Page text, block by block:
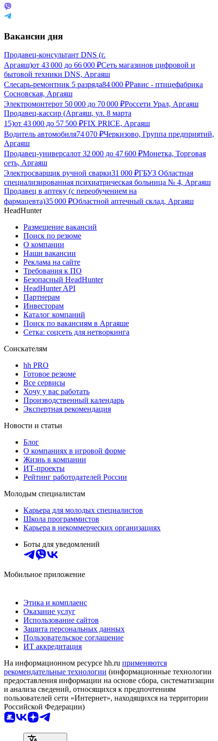
Вакансии дня
Продавец-консультант DNS (г.
Аргаяш)от 43 000 до 66 000 ₽Сеть магазинов цифровой и
бытовой техники DNS, Аргаяш
Слесарь-ремонтник 5 разряда84 000 ₽Равис - птицефабрика
Сосновская, Аргаяш
Электромонтерот 50 000 до 70 000 ₽Россети Урал, Аргаяш
Продавец-кассир (Аргаяш, ул. 8 марта
15)от 43 000 до 57 500 ₽FIX PRICE, Аргаяш
Водитель автомобиля74 070 ₽Черкизово, Группа предприятий,
Аргаяш
Продавец-универсалот 32 000 до 47 600 ₽Монетка, Торговая
сеть, Аргаяш
Электросварщик ручной сварки31 000 ₽ГБУЗ Областная
специализированная психиатрическая больница № 4, Аргаяш
Продавец в аптеку (с переобучением на
фармацевта)35 000 ₽Областной аптечный склад, Аргаяш
HeadHunter
Размещение вакансий
Поиск по резюме
О компании
Наши вакансии
Реклама на сайте
Требования к ПО
Безопасный HeadHunter
HeadHunter API
Партнерам
Инвесторам
Каталог компаний
Поиск по вакансиям в Аргаяше
Сетка: соцсеть для нетворкинга
Соискателям
hh PRO
Готовое резюме
Все сервисы
Хочу у вас работать
Производственный календарь
Экспертная рекомендация
Новости и статьи
Блог
О компаниях в игровой форме
Жизнь в компании
ИТ-проекты
Рейтинг работодателей России
Молодым специалистам
Карьера для молодых специалистов
Школа программистов
Карьера в некоммерческих организациях
Боты для уведомлений
Мобильное приложение
Этика и комплаенс
Оказание услуг
Использование сайтов
Защита персональных данных
Пользовательское соглашение
ИТ аккредитация
На информационном ресурсе hh.ru применяются
рекомендательные технологии (информационные технологии
предоставления информации на основе сбора, систематизации
и анализа сведений, относящихся к предпочтениям
пользователей сети «Интернет», находящихся на территории
Российской Федерации)